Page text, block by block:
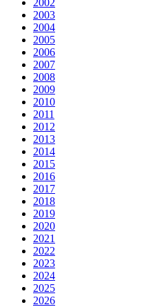
2002
2003
2004
2005
2006
2007
2008
2009
2010
2011
2012
2013
2014
2015
2016
2017
2018
2019
2020
2021
2022
2023
2024
2025
2026